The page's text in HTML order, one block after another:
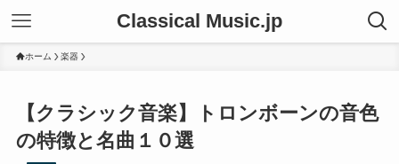
Classical Music.jp
ホーム 楽器
【クラシック音楽】トロンボーンの音色
の特徴と名曲１０選